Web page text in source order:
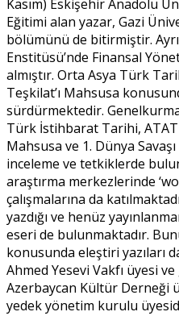
Kasım) Eskişehir Anadolu
Eğitimi alan yazar, Gazi
bölümünü de bitirmiştir.
Enstitüsü’nde Finansal
almıştır. Orta Asya Türk
Teşkilat’ı Mahsusa
sürdürmektedir.
Türk İstihbarat Tarihi,
Mahsusa ve 1. Dünya
inceleme ve tetkiklerde
araştırma merkezlerinde
çalışmalarına da
yazdığı ve henüz
eseri de bulunmaktadır.
konusunda eleştiri yazıları
Ahmed Yesevi Vakfı üyesi
Azerbaycan Kültür Derneği
yedek yönetim kurulu